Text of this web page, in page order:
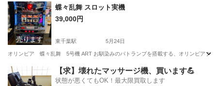
千葉 千葉市 東千葉駅 その他 ダンベル
売ります
蝶々乱舞 スロット実機
39,000円
東千葉駅 5月24日
オリンピア 蝶々乱舞 5号機 ART お馴染みのパトランプを搭載する、オリンピアブ
千葉 千葉市 東千葉駅 その他 実機
【求】壊れたマッサージ機、買います💪
状態が悪くてもOK！最大限買取します